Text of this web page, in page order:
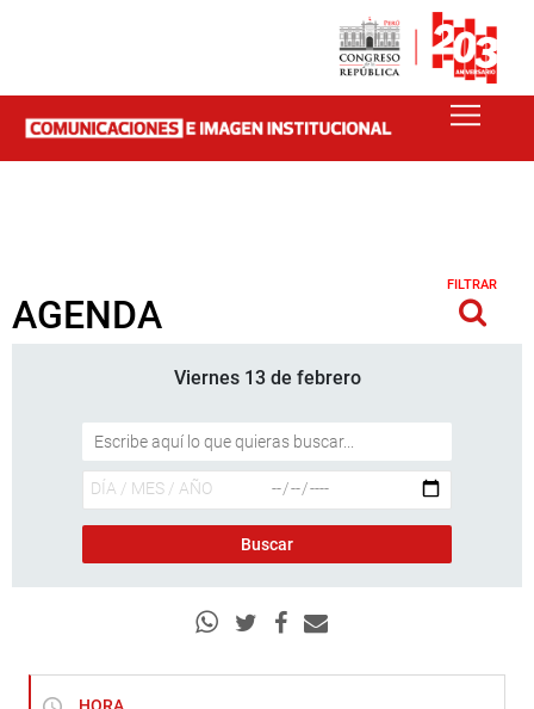
AGENDA
FILTRAR
Viernes 13 de febrero